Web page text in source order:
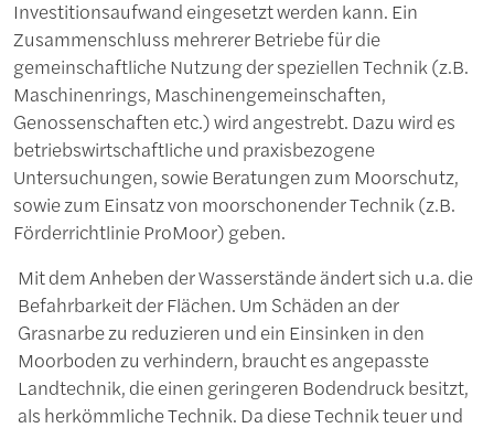
Investitionsaufwand eingesetzt werden kann. Ein
Zusammenschluss mehrerer Betriebe für die
gemeinschaftliche Nutzung der speziellen Technik (z.B.
Maschinenrings, Maschinengemeinschaften,
Genossenschaften etc.) wird angestrebt. Dazu wird es
betriebswirtschaftliche und praxisbezogene
Untersuchungen, sowie Beratungen zum Moorschutz,
sowie zum Einsatz von moorschonender Technik (z.B.
Förderrichtlinie ProMoor) geben.
Mit dem Anheben der Wasserstände ändert sich u.a. die
Befahrbarkeit der Flächen. Um Schäden an der
Grasnarbe zu reduzieren und ein Einsinken in den
Moorboden zu verhindern, braucht es angepasste
Landtechnik, die einen geringeren Bodendruck besitzt,
als herkömmliche Technik. Da diese Technik teuer und